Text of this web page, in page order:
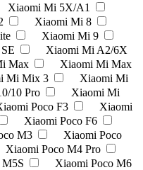
Xiaomi Mi 5X/A1
Xiaomi Mi 8
Xiaomi Mi 9
Xiaomi Mi A2/6X
Max
Xiaomi Mi Max
Mi Mix 3
Xiaomi Mi
10 Pro
Xiaomi Mi
Poco F3
Xiaomi
Xiaomi Poco F6
M3
Xiaomi Poco
Xiaomi Poco M4 Pro
Xiaomi Poco M6